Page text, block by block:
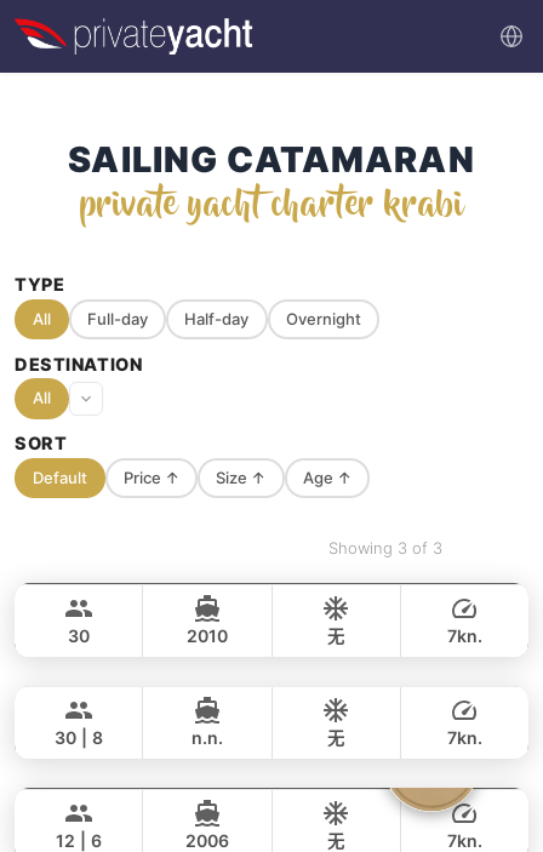
SAILING CATAMARAN
private yacht charter krabi
TYPE
All Full-day Half-day Overnight
DESTINATION
All
SORT
Default Price ↑ Size ↑ Age ↑
Showing 3 of 3
LAGOON 40FT
63,600 THB
30 2010 无 7kn.
LAGOON 47FT
58,000 THB
40,000 THB
30 | 8 n.n. 无 7kn.
FOUNTAINE PAJOT 40FT
12 | 6 2006 无 7kn.